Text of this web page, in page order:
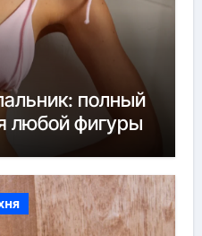
полный
любой фигуры